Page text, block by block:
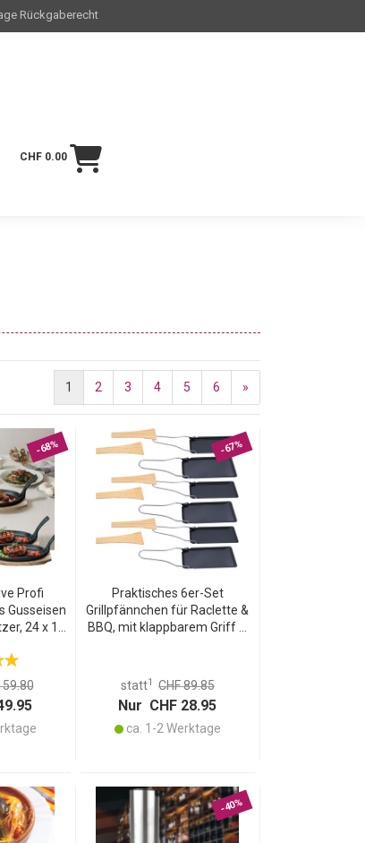
Rückgaberecht
CHF 0.00
1 2 3 4 5 6 »
-68%
Profi
Gusseisen
24 x 14
-67%
Praktisches 6er-Set
Grillpfännchen für Raclette &
BBQ, mit klappbarem Griff &
für gemütliche Abende
statt1 CHF 89.85
Nur CHF 28.95
ca. 1-2 Werktage
-40%